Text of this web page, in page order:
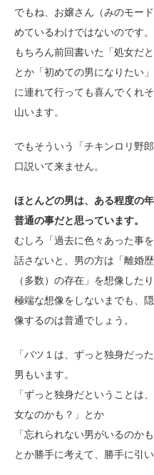
でもね、お嬢さん（みのモー
めているわけではないのです。
もちろん前回書いた「処女だ
とか「初めての男になりたい
に連れて行っても喜んでくれ
山います。
でもそういう「チキンロリ野
口説いて来ません。
ほとんどの男は、ある程度の
普通の事だと思っています。
むしろ「過去に色々あった事
話さないと、男の方は「離婚
（多数）の存在」を想像した
極端な想像をしないまでも、
像するのは普通でしょう。
「バツ１は、ずっと独身だっ
男もいます。
「ずっと独身だということは
女なのかも？」とか
「忘れられない男がいるのか
とか勝手に考えて、勝手に引